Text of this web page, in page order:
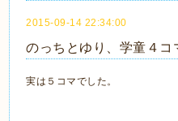
2015-09-14 22:34:00
のっちとゆり、学童４コ
実は５コマでした。